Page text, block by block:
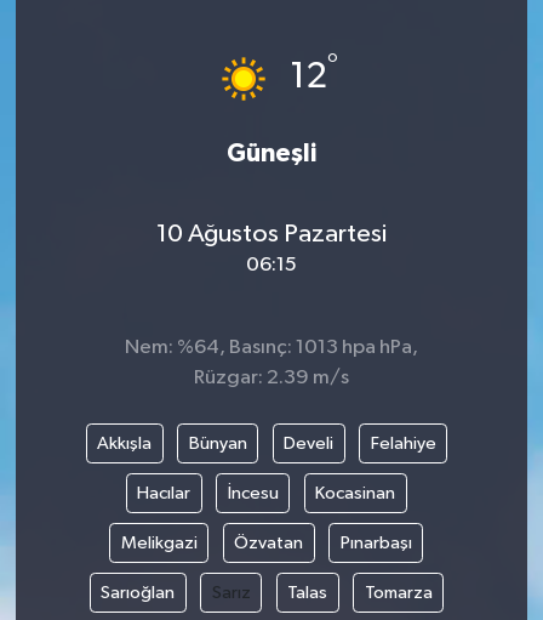
12°
Güneşli
10 Ağustos Pazartesi
06:15
Nem: %64, Basınç: 1013 hpa hPa,
Rüzgar: 2.39 m/s
Akkışla Bünyan Develi Felahiye
Hacılar İncesu Kocasinan
Melikgazi Özvatan Pınarbaşı
Sarıoğlan Sarız Talas Tomarza
Yüksek İstişare Kurulu